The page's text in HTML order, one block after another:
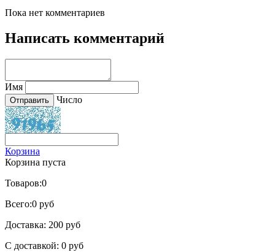
Пока нет комментариев
Написать комментарий
Имя
Число
Корзина
Корзина пуста
Товаров:0
Всего:0 руб
Доставка: 200 руб
С доставкой: 0 руб